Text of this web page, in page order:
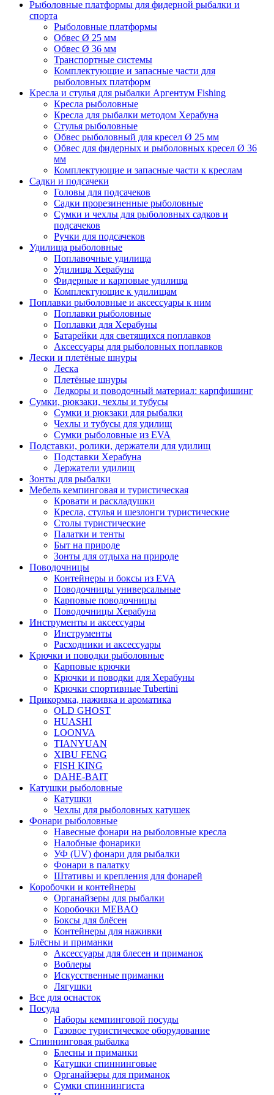
Рыболовные платформы для фидерной рыбалки и
спорта
Рыболовные платформы
Обвес Ø 25 мм
Обвес Ø 36 мм
Транспортные системы
Комплектующие и запасные части для
рыболовных платформ
Кресла и стулья для рыбалки Аргентум Fishing
Кресла рыболовные
Кресла для рыбалки методом Херабуна
Стулья рыболовные
Обвес рыболовный для кресел Ø 25 мм
Обвес для фидерных и рыболовных кресел Ø 36
мм
Комплектующие и запасные части к креслам
Садки и подсачеки
Головы для подсачеков
Садки прорезиненные рыболовные
Сумки и чехлы для рыболовных садков и
подсачеков
Ручки для подсачеков
Удилища рыболовные
Поплавочные удилища
Удилища Херабуна
Фидерные и карповые удилища
Комплектующие к удилищам
Поплавки рыболовные и аксессуары к ним
Поплавки рыболовные
Поплавки для Херабуны
Батарейки для светящихся поплавков
Аксессуары для рыболовных поплавков
Лески и плетёные шнуры
Леска
Плетёные шнуры
Ледкоры и поводочный материал: карпфишинг
Сумки, рюкзаки, чехлы и тубусы
Сумки и рюкзаки для рыбалки
Чехлы и тубусы для удилищ
Сумки рыболовные из EVA
Подставки, ролики, держатели для удилищ
Подставки Херабуна
Держатели удилищ
Зонты для рыбалки
Мебель кемпинговая и туристическая
Кровати и раскладушки
Кресла, стулья и шезлонги туристические
Столы туристические
Палатки и тенты
Быт на природе
Зонты для отдыха на природе
Поводочницы
Контейнеры и боксы из EVA
Поводочницы универсальные
Карповые поводочницы
Поводочницы Херабуна
Инструменты и аксессуары
Инструменты
Расходники и аксессуары
Крючки и поводки рыболовные
Карповые крючки
Крючки и поводки для Херабуны
Крючки спортивные Tubertini
Прикормка, наживка и ароматика
OLD GHOST
HUASHI
LOONVA
TIANYUAN
XIBU FENG
FISH KING
DAHE-BAIT
Катушки рыболовные
Катушки
Чехлы для рыболовных катушек
Фонари рыболовные
Навесные фонари на рыболовные кресла
Налобные фонарики
УФ (UV) фонари для рыбалки
Фонари в палатку
Штативы и крепления для фонарей
Коробочки и контейнеры
Органайзеры для рыбалки
Коробочки MEBAO
Боксы для блёсен
Контейнеры для наживки
Блёсны и приманки
Аксессуары для блесен и приманок
Воблеры
Искусственные приманки
Лягушки
Все для оснасток
Посуда
Наборы кемпинговой посуды
Газовое туристическое оборудование
Спиннинговая рыбалка
Блесны и приманки
Катушки спиннинговые
Органайзеры для приманок
Сумки спиннингиста